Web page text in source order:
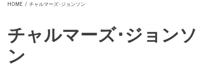
HOME / チャルマーズ･ジョンソン
チャルマーズ･ジョンソ
ン